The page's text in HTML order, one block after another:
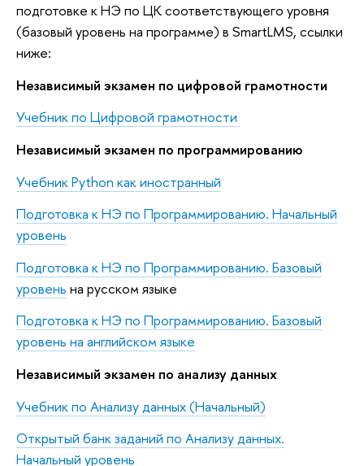
подготовке к НЭ по ЦК соответствующего уровня
(базовый уровень на программе) в SmartLMS, ссылки
ниже:
Независимый экзамен по цифровой грамотности
Учебник по Цифровой грамотности
Независимый экзамен по программированию
Учебник Python как иностранный
Подготовка к НЭ по Программированию. Начальный
уровень
Подготовка к НЭ по Программированию. Базовый
уровень на русском языке
Подготовка к НЭ по Программированию. Базовый
уровень на английском языке
Независимый экзамен по анализу данных
Учебник по Анализу данных (Начальный)
Открытый банк заданий по Анализу данных.
Начальный уровень